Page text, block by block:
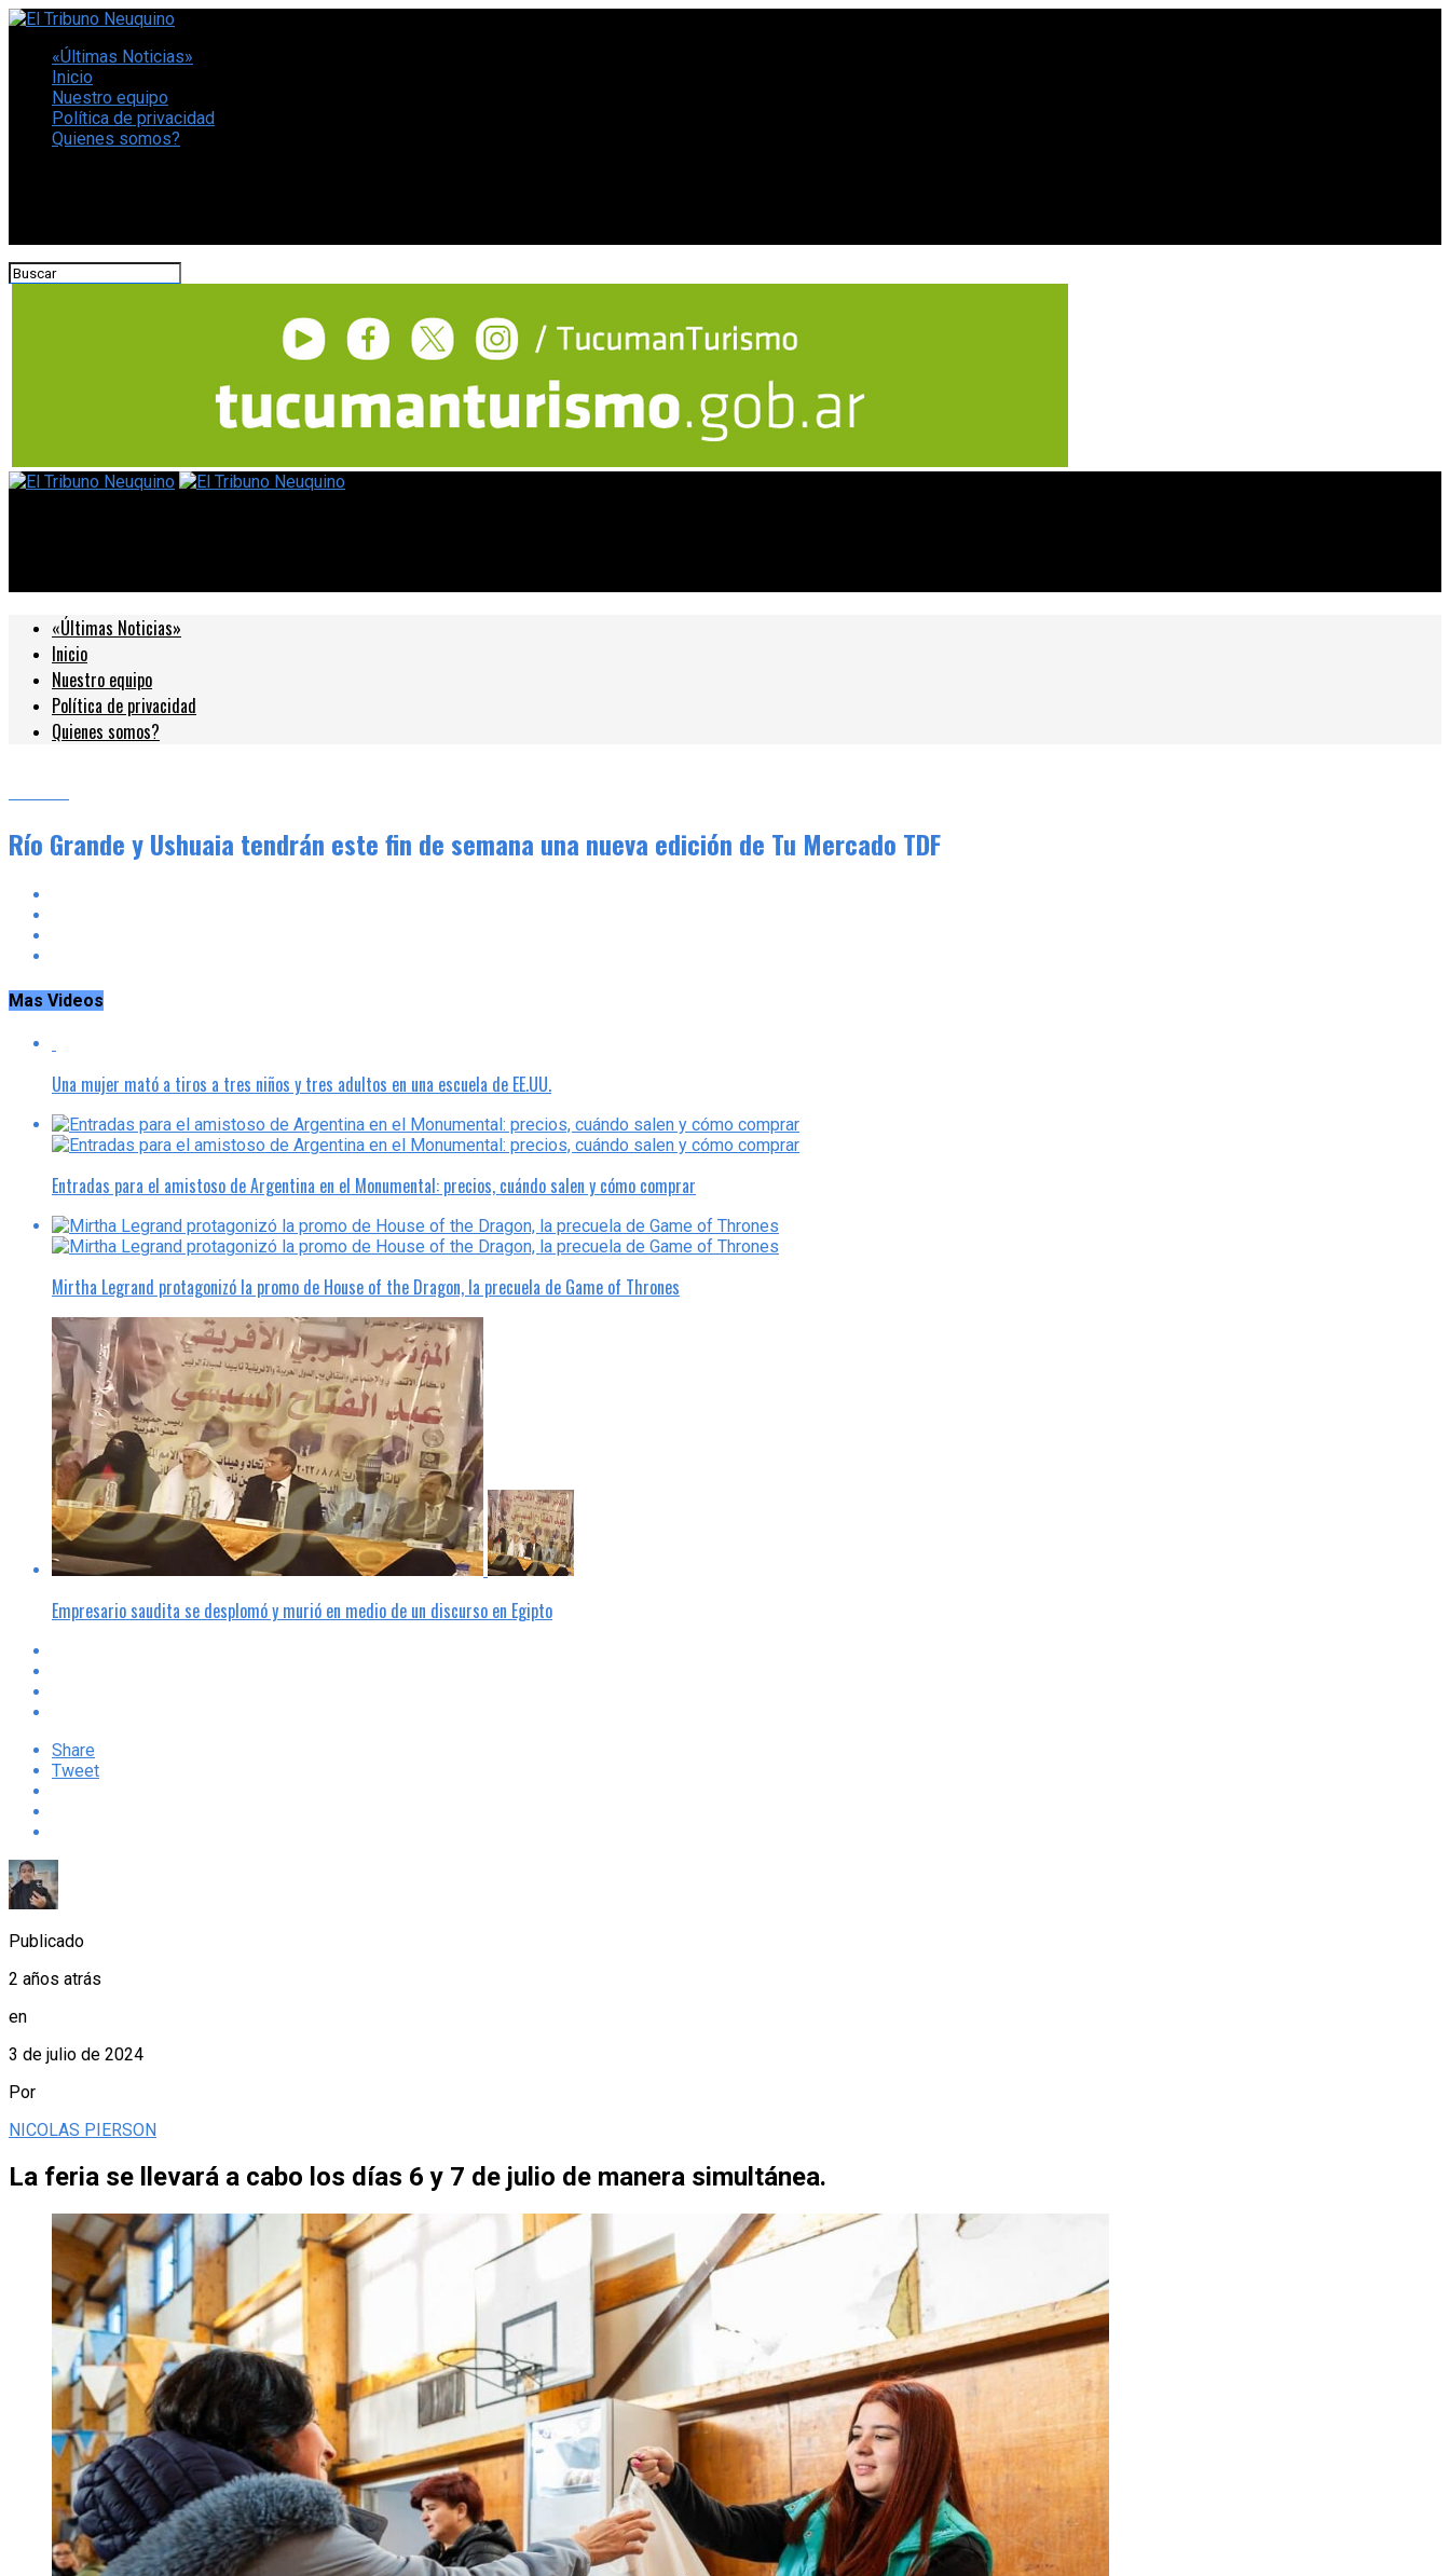
«Últimas Noticias»
Inicio
Nuestro equipo
Política de privacidad
Quienes somos?
«Últimas Noticias»
Inicio
Nuestro equipo
Política de privacidad
Quienes somos?
Río Grande y Ushuaia tendrán este fin de semana una nueva edición de Tu Mercado TDF
Mas Videos
Una mujer mató a tiros a tres niños y tres adultos en una escuela de EE.UU.
Entradas para el amistoso de Argentina en el Monumental: precios, cuándo salen y cómo comprar
Mirtha Legrand protagonizó la promo de House of the Dragon, la precuela de Game of Thrones
Empresario saudita se desplomó y murió en medio de un discurso en Egipto
Share
Tweet
Publicado
2 años atrás
en
3 de julio de 2024
Por
NICOLAS PIERSON
La feria se llevará a cabo los días 6 y 7 de julio de manera simultánea.